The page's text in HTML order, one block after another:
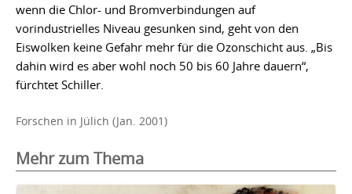
wenn die Chlor- und Bromverbindungen auf
vorindustrielles Niveau gesunken sind, geht von den
Eiswolken keine Gefahr mehr für die Ozonschicht aus. „Bis
dahin wird es aber wohl noch 50 bis 60 Jahre dauern“,
fürchtet Schiller.
Forschen in Jülich (Jan. 2001)
Mehr zum Thema